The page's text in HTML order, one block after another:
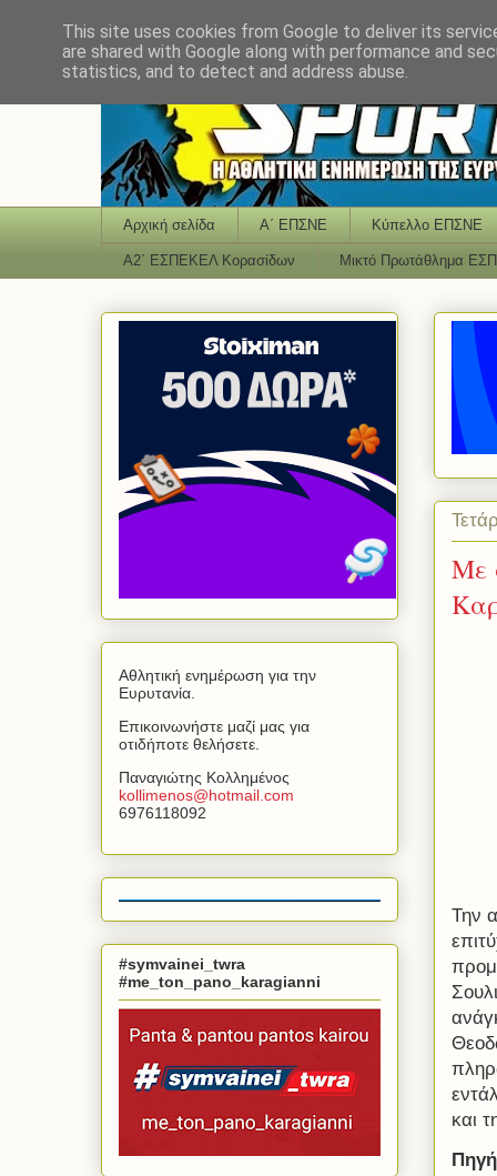
Αρχική σελίδα Α΄ ΕΠΣΝΕ Κύπελλο ΕΠΣΝΕ
Α2΄ ΕΣΠΕΚΕΛ Κορασίδων Μικτό Πρωτάθλημα
Με
Την
και
Αθλητική ενημέρωση για την
Ευρυτανία.
Επικοινωνήστε μαζί μας για
οτιδήποτε θελήσετε.
Παναγιώτης Κολλημένος
kollimenos@hotmail com
6976118092
#symvainei_twra
#me_ton_pano_karagianni
This site uses cookies from Google to deliver its
are shared with Google along with performance and
statistics, and to detect and address abuse.